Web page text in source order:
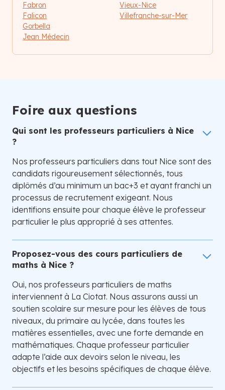
Fabron
Falicon
Gorbella
Jean Médecin
Vieux-Nice
Villefranche-sur-Mer
Foire aux questions
Qui sont les professeurs particuliers à Nice
?
Nos professeurs particuliers dans tout Nice sont des
candidats rigoureusement sélectionnés, tous
diplômés d’au minimum un bac+3 et ayant franchi un
processus de recrutement exigeant. Nous
identifions ensuite pour chaque élève le professeur
particulier le plus approprié à ses attentes.
Proposez-vous des cours particuliers de
maths à Nice ?
Oui, nos professeurs particuliers de maths
interviennent à La Ciotat. Nous assurons aussi un
soutien scolaire sur mesure pour les élèves de tous
niveaux, du primaire au lycée, dans toutes les
matières essentielles, avec une forte demande en
mathématiques. Chaque professeur particulier
adapte l’aide aux devoirs selon le niveau, les
objectifs et les besoins spécifiques de chaque élève.